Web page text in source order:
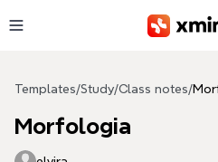
Templates/Study/Class notes/
Morfologia